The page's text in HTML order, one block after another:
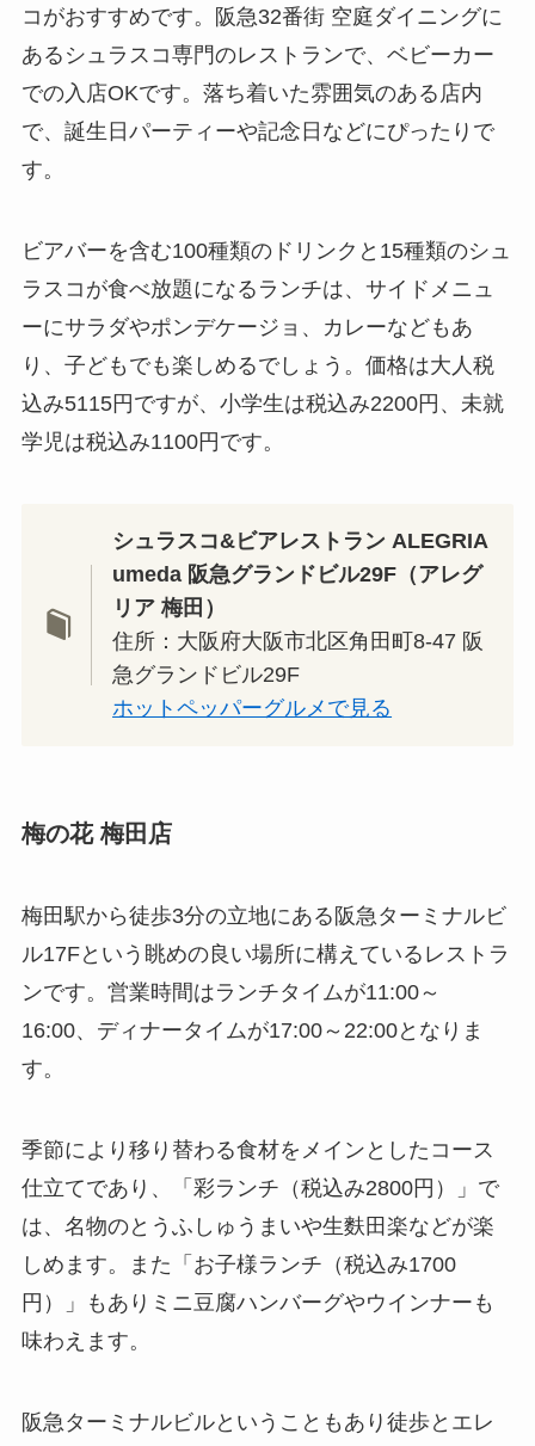
コがおすすめです。阪急32番街 空庭ダイニングに
あるシュラスコ専門のレストランで、ベビーカー
での入店OKです。落ち着いた雰囲気のある店内
で、誕生日パーティーや記念日などにぴったりで
す。
ビアバーを含む100種類のドリンクと15種類のシュ
ラスコが食べ放題になるランチは、サイドメニュ
ーにサラダやポンデケージョ、カレーなどもあ
り、子どもでも楽しめるでしょう。価格は大人税
込み5115円ですが、小学生は税込み2200円、未就
学児は税込み1100円です。
シュラスコ&ビアレストラン ALEGRIA
umeda 阪急グランドビル29F（アレグ
リア 梅田）
住所：大阪府大阪市北区角田町8-47 阪
急グランドビル29F
ホットペッパーグルメで見る
梅の花 梅田店
梅田駅から徒歩3分の立地にある阪急ターミナルビ
ル17Fという眺めの良い場所に構えているレストラ
ンです。営業時間はランチタイムが11:00～
16:00、ディナータイムが17:00～22:00となりま
す。
季節により移り替わる食材をメインとしたコース
仕立てであり、「彩ランチ（税込み2800円）」で
は、名物のとうふしゅうまいや生麩田楽などが楽
しめます。また「お子様ランチ（税込み1700
円）」もありミニ豆腐ハンバーグやウインナーも
味わえます。
阪急ターミナルビルということもあり徒歩とエレ